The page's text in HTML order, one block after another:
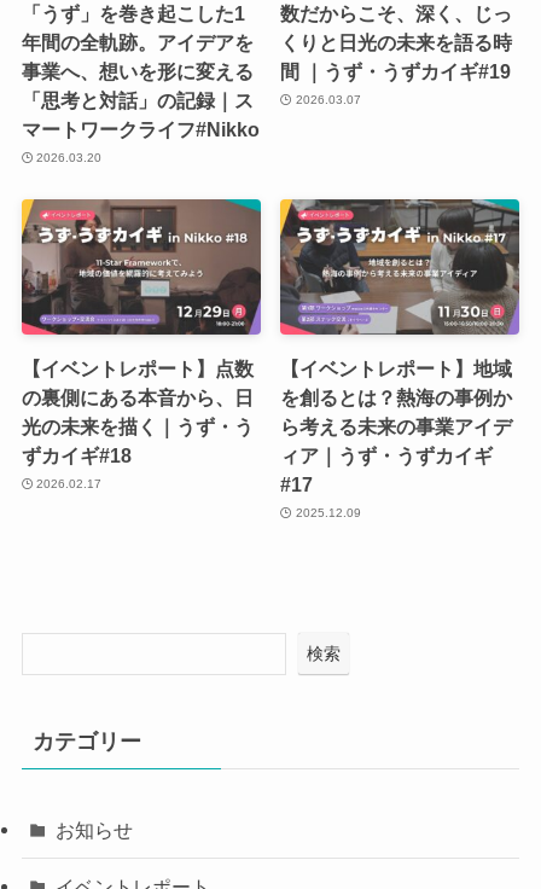
「うず」を巻き起こした1
年間の全軌跡。アイデアを
事業へ、想いを形に変える
「思考と対話」の記録｜ス
マートワークライフ#Nikko
2026.03.20
数だからこそ、深く、じっ
くりと日光の未来を語る時
間 ｜うず・うずカイギ#19
2026.03.07
【イベントレポート】点数
の裏側にある本音から、日
光の未来を描く｜うず・う
ずカイギ#18
2026.02.17
【イベントレポート】地域
を創るとは？熱海の事例か
ら考える未来の事業アイデ
ィア｜うず・うずカイギ
#17
2025.12.09
検索
カテゴリー
お知らせ